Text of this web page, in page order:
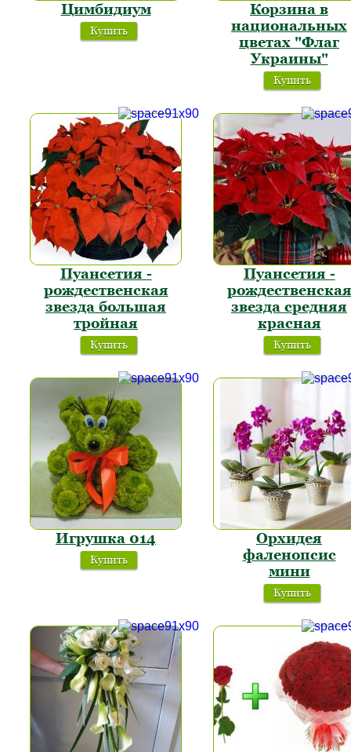
Цимбидиум
Купить
Корзина в
национальных
цветах "Флаг
Украины"
Купить
Пуансетия -
рождественская
звезда большая
тройная
Купить
Пуансетия -
рождественская
звезда средняя
красная
Купить
Игрушка 014
Купить
Орхидея
фаленопсис
мини
Купить